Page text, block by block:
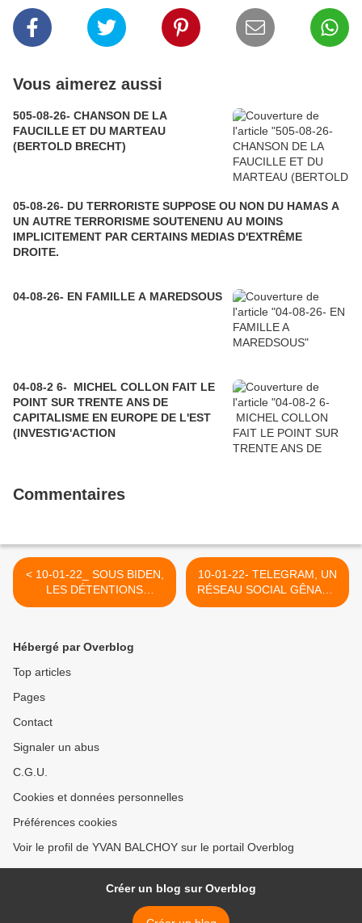
Vous aimerez aussi
505-08-26- CHANSON DE LA
FAUCILLE ET DU MARTEAU
(BERTOLD BRECHT)
05-08-26- DU TERRORISTE SUPPOSE OU NON DU HAMAS A
UN AUTRE TERRORISME SOUTENENU AU MOINS
IMPLICITEMENT PAR CERTAINS MEDIAS D'EXTRÊME
DROITE.
04-08-26- EN FAMILLE A MAREDSOUS
04-08-2 6- MICHEL COLLON FAIT LE
POINT SUR TRENTE ANS DE
CAPITALISME EN EUROPE DE L'EST
(INVESTIG'ACTION
Commentaires
< 10-01-22_ SOUS BIDEN,
LES DÉTENTIONS
ILLÉGALES À
EUROPALESTINE
10-01-22- TELEGRAM, UN
RÉSEAU SOCIAL GÊNANT,
PAS PLUS MAUVAIS
Hébergé par Overblog
Top articles
Pages
Contact
Signaler un abus
C.G.U.
Cookies et données personnelles
Préférences cookies
Voir le profil de YVAN BALCHOY sur le portail Overblog
Créer un blog sur Overblog